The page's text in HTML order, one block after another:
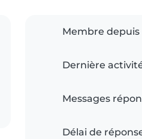
Membre depuis
Dernière
Messages
Délai de